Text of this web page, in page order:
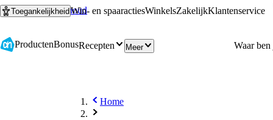
Ga naar hoofdinhoud
Ga naar zoeken
ToegankelijkheidWin- en spaaractiesWinkelsZakelijkKlantenservice
ProductenBonusRecepten Meer
Home